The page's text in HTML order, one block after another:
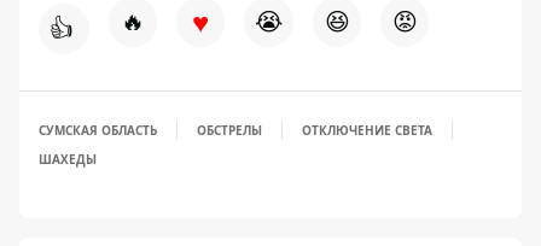
👍 🔥 ♥ 😭 😆 😡
СУМСКАЯ ОБЛАСТЬ ОБСТРЕЛЫ
ОТКЛЮЧЕНИЕ СВЕТА
ШАХЕДЫ